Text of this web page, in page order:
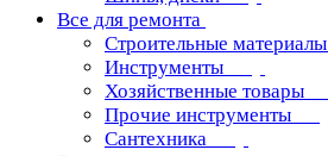
Все для ремонта
Строительные материалы
Инструменты
Хозяйственные товары
Прочие инструменты
Сантехника